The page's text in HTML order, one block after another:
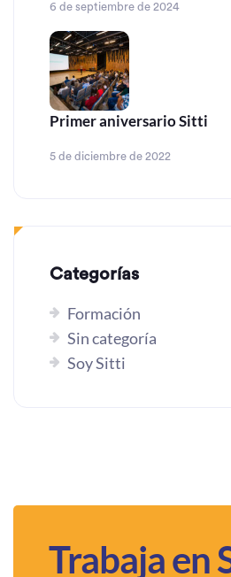
6 de septiembre de 2024
Primer aniversario Sitti
5 de diciembre de 2022
Categorías
Formación
Sin categoría
Soy Sitti
Trabaja en